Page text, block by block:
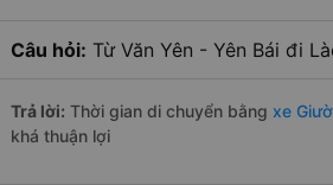
Câu hỏi: Từ Văn Yên - Yên Bái đi
Trả lời: Thời gian di chuyển bằng xe
khá thuận lợi